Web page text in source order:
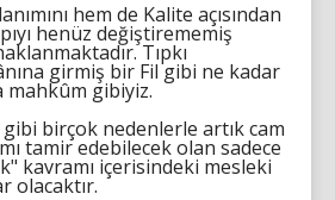
hem de Kalite açısından
henüz değiştirememiş
Tıpkı
girmiş bir Fil gibi ne kadar
mahkûm gibiyiz.
birçok nedenlerle artık cam
tamir edebilecek olan sadece
kavramı içerisindeki mesleki
olacaktır.